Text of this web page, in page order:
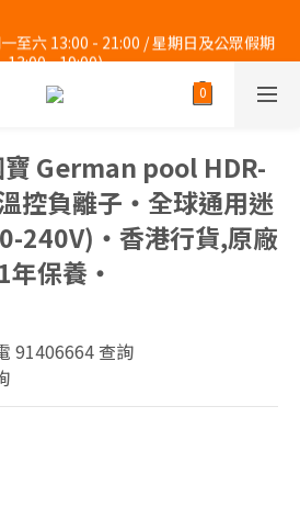
13:00 - 19:00)
13:00 - 19:00)
6664  Tel : 2997 9450 。
13:00 - 19:00)
German pool HDR-
控負離子‧全球通用迷
240V)‧香港行貨,原廠
1年保養‧
91406664 查詢